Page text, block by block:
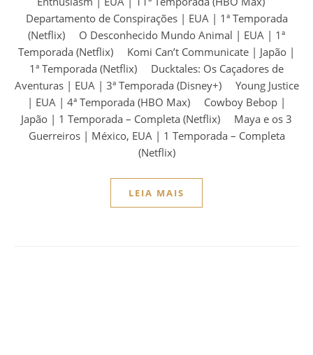
Departamento de Conspirações | EUA | 1ª Temporada
(Netflix) O Desconhecido Mundo Animal | EUA | 1ª
Temporada (Netflix) Komi Can’t Communicate | Japão |
1ª Temporada (Netflix) Ducktales: Os Caçadores de
Aventuras | EUA | 3ª Temporada (Disney+) Young Justice
| EUA | 4ª Temporada (HBO Max) Cowboy Bebop |
Japão | 1 Temporada – Completa (Netflix) Maya e os 3
Guerreiros | México, EUA | 1 Temporada – Completa
(Netflix)
LEIA MAIS